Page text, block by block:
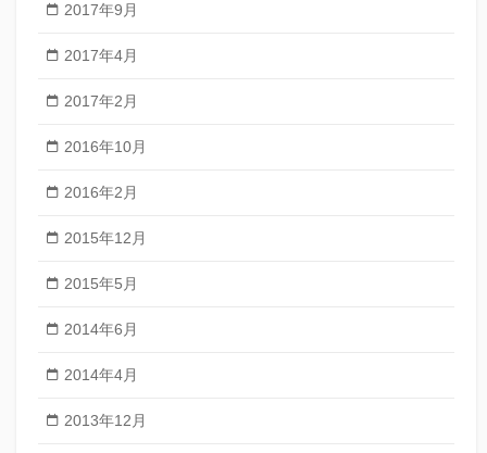
2017年9月
2017年4月
2017年2月
2016年10月
2016年2月
2015年12月
2015年5月
2014年6月
2014年4月
2013年12月